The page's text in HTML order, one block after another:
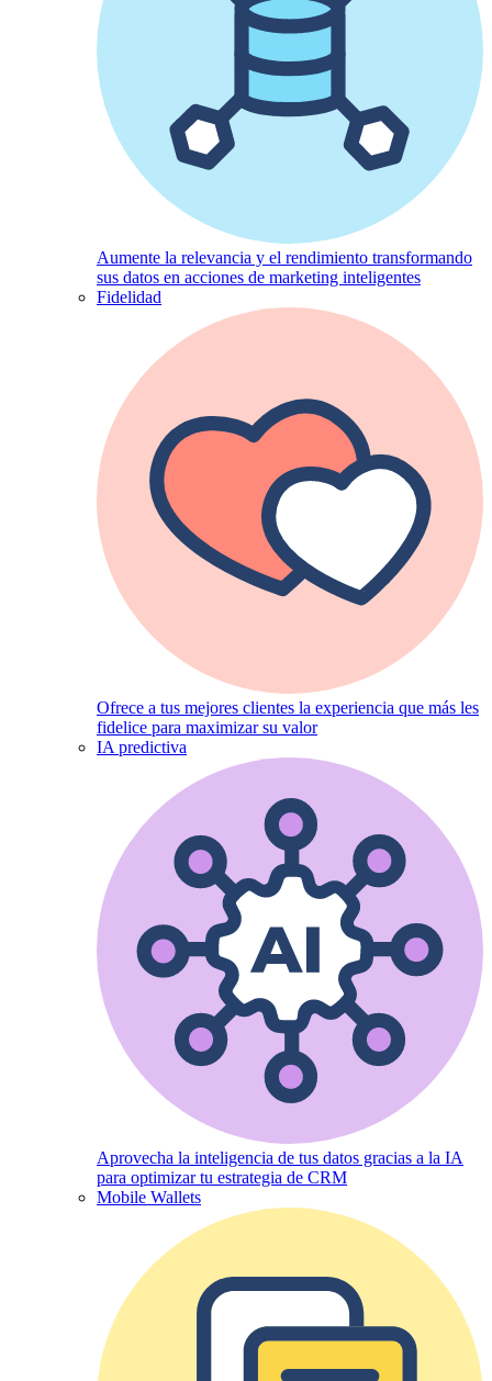
Aumente la relevancia y el rendimiento transformando
sus datos en acciones de marketing inteligentes
Fidelidad
Ofrece a tus mejores clientes la experiencia que más les
fidelice para maximizar su valor
IA predictiva
Aprovecha la inteligencia de tus datos gracias a la IA
para optimizar tu estrategia de CRM
Mobile Wallets